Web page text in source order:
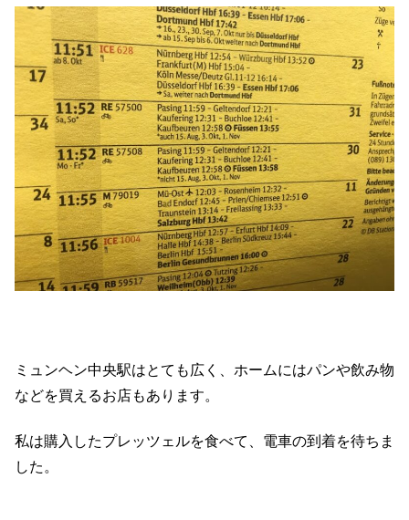
ミュンヘン中央駅はとても広く、ホームにはパンや飲み物
などを買えるお店もあります。
私は購入したプレッツェルを食べて、電車の到着を待ちま
した。